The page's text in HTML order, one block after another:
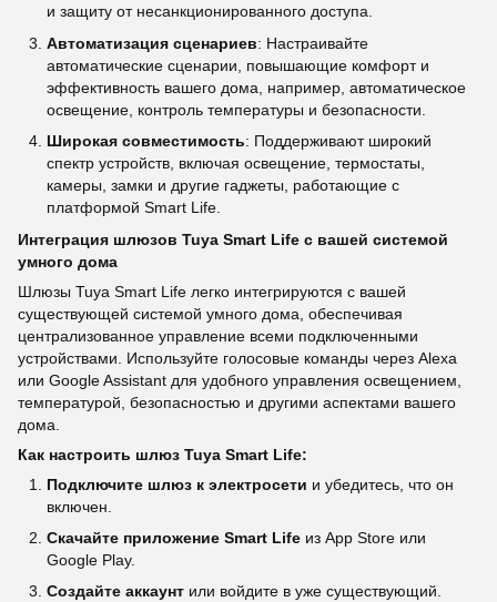
и защиту от несанкционированного доступа.
Автоматизация сценариев: Настраивайте
автоматические сценарии, повышающие комфорт и
эффективность вашего дома, например, автоматическое
освещение, контроль температуры и безопасности.
Широкая совместимость: Поддерживают широкий
спектр устройств, включая освещение, термостаты,
камеры, замки и другие гаджеты, работающие с
платформой Smart Life.
Интеграция шлюзов Tuya Smart Life с вашей системой
умного дома
Шлюзы Tuya Smart Life легко интегрируются с вашей
существующей системой умного дома, обеспечивая
централизованное управление всеми подключенными
устройствами. Используйте голосовые команды через Alexa
или Google Assistant для удобного управления освещением,
температурой, безопасностью и другими аспектами вашего
дома.
Как настроить шлюз Tuya Smart Life:
Подключите шлюз к электросети и убедитесь, что он
включен.
Скачайте приложение Smart Life из App Store или
Google Play.
Создайте аккаунт или войдите в уже существующий.